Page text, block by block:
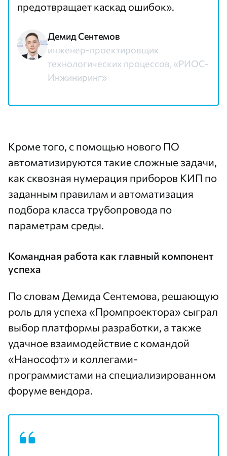
предотвращает каскад ошибок».
Демид Сентемов
инженер-проектировщик
технологических процессов, «РИОС-
Инжиниринг»
Кроме того, с помощью нового ПО
автоматизируются такие сложные задачи,
как сквозная нумерация приборов КИП по
заданным правилам и автоматизация
подбора класса трубопровода по
параметрам среды.
Командная работа как главный компонент
успеха
По словам Демида Сентемова, решающую
роль для успеха «Промпроектора» сыграл
выбор платформы разработки, а также
удачное взаимодействие с командой
«Нанософт» и коллегами-
программистами на специализированном
форуме вендора.